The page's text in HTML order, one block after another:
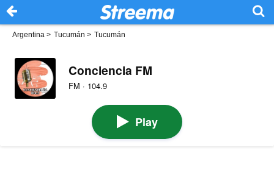
Argentina > Tucumán > Tucumán
Conciencia FM
FM · 104.9
Play